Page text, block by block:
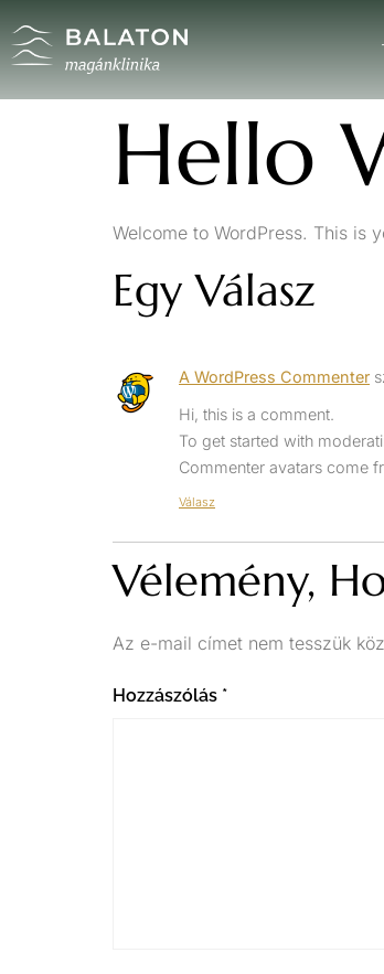
Hello
Welcome to WordPress. This is
Egy Válasz
A WordPress Commenter
Hi, this is a comment.
To get started with
Commenter avatars come
Válasz
Vélemény,
Az e-mail címet nem tesszük
Hozzászólás *